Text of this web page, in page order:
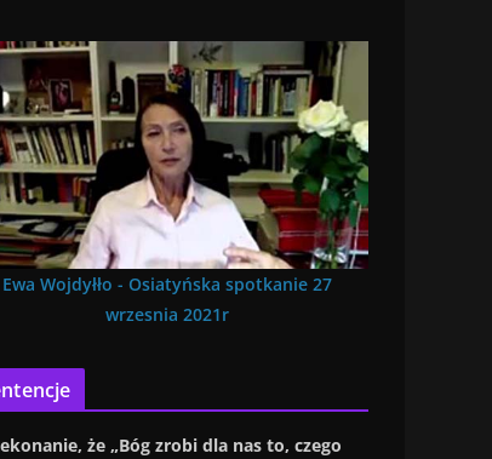
Ewa Wojdyłło - Osiatyńska spotkanie 27
wrzesnia 2021r
że „Bóg zrobi dla nas to, czego